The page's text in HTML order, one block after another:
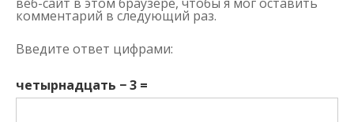
комментарий в следующий раз.
Введите ответ цифрами:
четырнадцать − 3 =